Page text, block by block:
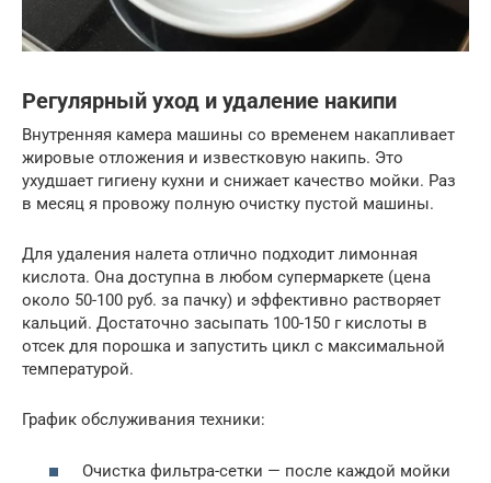
Регулярный уход и удаление накипи
Внутренняя камера машины со временем накапливает
жировые отложения и известковую накипь. Это
ухудшает гигиену кухни и снижает качество мойки. Раз
в месяц я провожу полную очистку пустой машины.
Для удаления налета отлично подходит лимонная
кислота. Она доступна в любом супермаркете (цена
около 50-100 руб. за пачку) и эффективно растворяет
кальций. Достаточно засыпать 100-150 г кислоты в
отсек для порошка и запустить цикл с максимальной
температурой.
График обслуживания техники:
Очистка фильтра-сетки — после каждой мойки